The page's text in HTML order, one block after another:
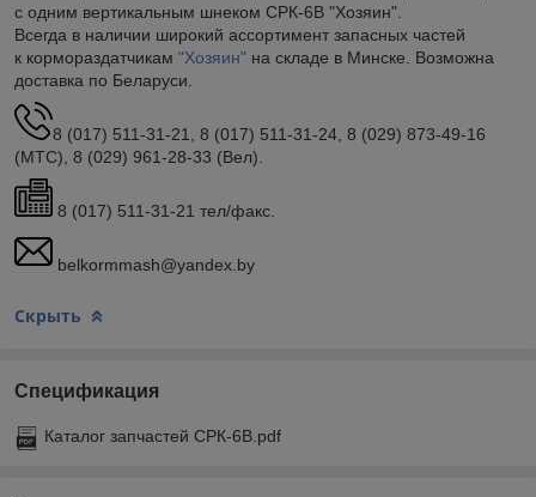
с одним вертикальным шнеком СРК-6В "Хозяин".
Всегда в наличии широкий ассортимент запасных частей
к кормораздатчикам "Хозяин" на складе в Минске. Возможна
доставка по Беларуси.
8 (017) 511-31-21, 8 (017) 511-31-24, 8 (029) 873-49-16
(МТС), 8 (029) 961-28-33 (Вел).
8 (017) 511-31-21 тел/факс.
belkormmash@yandex.by
Скрыть
Спецификация
Каталог запчастей СРК-6В.pdf